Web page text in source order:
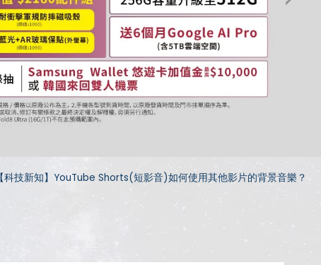
【科技新知】YouTube Shorts(短影音)如何使用其他影片的背景音樂？